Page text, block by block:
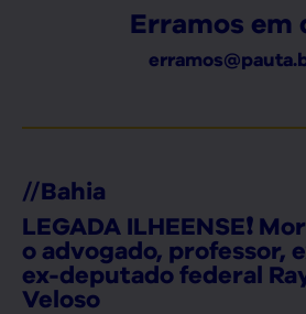
Erramos em
//Bahia
LEGADA ILHEENSE❗
o advogado, professor,
ex-deputado federal
Veloso